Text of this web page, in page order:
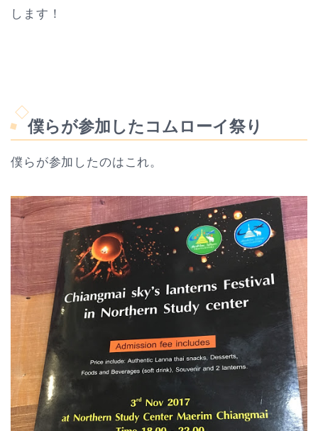
します！
僕らが参加したコムローイ祭り
僕らが参加したのはこれ。